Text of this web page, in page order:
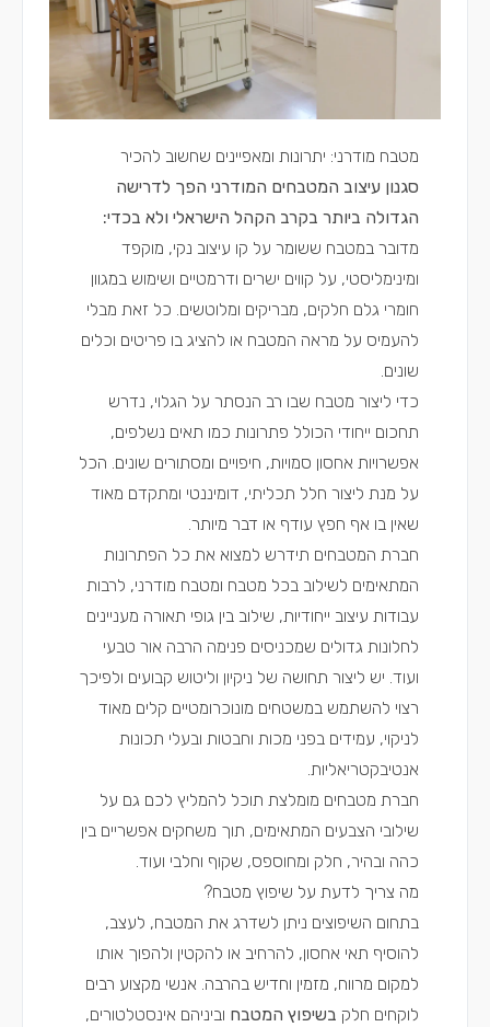
מטבח מודרני: יתרונות ומאפיינים שחשוב להכיר
סגנון עיצוב המטבחים המודרני הפך לדרישה
הגדולה ביותר בקרב הקהל הישראלי ולא בכדי:
מדובר במטבח ששומר על קו עיצוב נקי, מוקפד
ומינימליסטי, על קווים ישרים ודרמטיים ושימוש במגוון
חומרי גלם חלקים, מבריקים ומלוטשים. כל זאת מבלי
להעמיס על מראה המטבח או להציג בו פריטים וכלים
שונים.
כדי ליצור מטבח שבו רב הנסתר על הגלוי, נדרש
תחכום ייחודי הכולל פתרונות כמו תאים נשלפים,
אפשרויות אחסון סמויות, חיפויים ומסתורים שונים. הכל
על מנת ליצור חלל תכליתי, דומיננטי ומתקדם מאוד
שאין בו אף חפץ עודף או דבר מיותר.
חברת המטבחים תידרש למצוא את כל הפתרונות
המתאימים לשילוב בכל מטבח ומטבח מודרני, לרבות
עבודות עיצוב ייחודיות, שילוב בין גופי תאורה מעניינים
לחלונות גדולים שמכניסים פנימה הרבה אור טבעי
ועוד. יש ליצור תחושה של ניקיון וליטוש קבועים ולפיכך
רצוי להשתמש במשטחים מונוכרומטיים קלים מאוד
לניקוי, עמידים בפני מכות וחבטות ובעלי תכונות
אנטיבקטריאליות.
חברת מטבחים מומלצת תוכל להמליץ לכם גם על
שילובי הצבעים המתאימים, תוך משחקים אפשריים בין
כהה ובהיר, חלק ומחוספס, שקוף וחלבי ועוד.
מה צריך לדעת על שיפוץ מטבח?
בתחום השיפוצים ניתן לשדרג את המטבח, לעצב,
להוסיף תאי אחסון, להרחיב או להקטין ולהפוך אותו
למקום מרווח, מזמין וחדיש בהרבה. אנשי מקצוע רבים
לוקחים חלק בשיפוץ המטבח וביניהם אינסטלטורים,